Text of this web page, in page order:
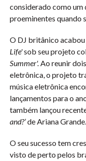
considerado como um
proeminentes quando
O DJ britânico acabou
Life'sob seu projeto
Summer'.Ao reunir
eletrônica, o projeto
música eletrônica
lançamentos para o
também lançou
and?’de Ariana Grande.
O seu sucesso tem
visto de perto pelos